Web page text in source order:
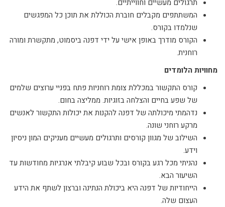
תרגולים מעשיים וחווייתיים.
המשתתפים מקבלים חוברת הכוללת את תוכן כל המפגשים
שנלמדו בקורס.
הקורס מודרך באופן אישי על ידי דפנה ביסמוט, מתקשרת ומורה
רוחנית.
מחוויות הלומדים
קורס התקשור במכללת צומת רוחניות פתח בפניי ערוצים שלמים
של שפע בחיים והצלחה בזוגיות. ממליצה בחום.
נדהמתי מיכולתה של דפנה להקנות את יכולות התקשור לאנשים
מרקע רוחני שונה.
השילוב של מגוון קורסים ותרגולים מעשיים מעניקים המון ניסיון
וידע.
נהניתי מכל רגע בקורס ובכל שבוע קיבלתי אנרגיות מחודשות עד
השיעור הבא.
הייחודיות של דפנה היא ביכולת הנתינה וברצון לשתף את הידע
העצום שלה.